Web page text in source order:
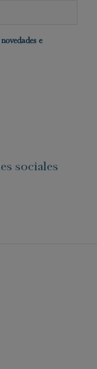
e
sociales